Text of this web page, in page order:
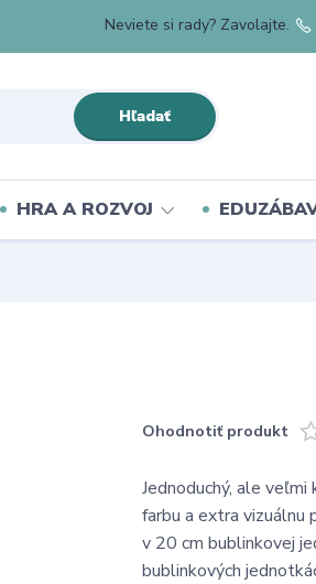
Hľadať
Neviete si rady? Zavolajte.
HRA A ROZVOJ
Ohodnotiť produkt
Jednoduchý, ale
farbu a extra vizuálnu
v 20 cm bublinkovej
bublinkových